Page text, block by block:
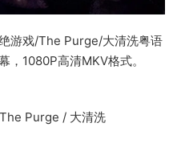
游戏/The Purge/大清洗粤语
，1080P高清MKV格式。
Purge / 大清洗